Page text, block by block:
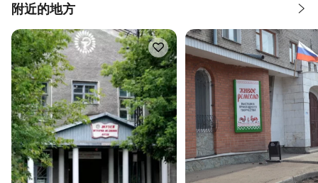
附近的地方